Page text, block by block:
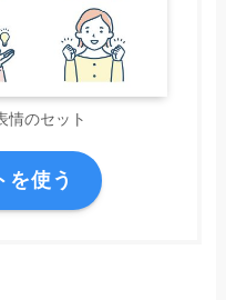
情のセット
を使う